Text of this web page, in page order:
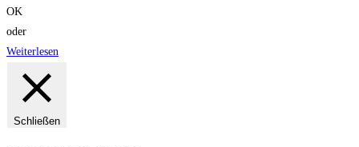
OK
oder
Weiterlesen
Schließen